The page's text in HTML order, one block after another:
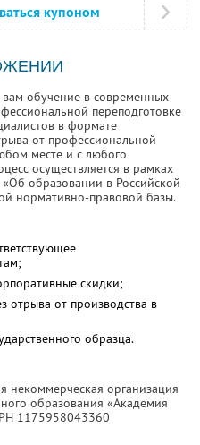
купоном
вам обучение в современных
переподготовке
в формате
от профессиональной
месте и с любого
осуществляется в рамках
образовании в Российской
нормативно-правовой базы.
скидки;
отрыва от производства в
образца.
некоммерческая организация
образования «Академия
1175958043360